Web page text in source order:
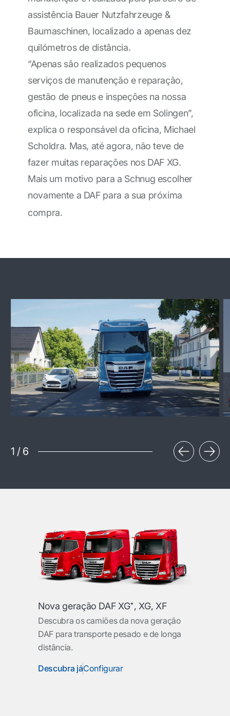
assistência Bauer Nutzfahrzeuge &
Baumaschinen, localizado a apenas dez
quilómetros de distância.
“Apenas são realizados pequenos
serviços de manutenção e reparação,
gestão de pneus e inspeções na nossa
oficina, localizada na sede em Solingen”,
explica o responsável da oficina, Michael
Scholdra. Mas, até agora, não teve de
fazer muitas reparações nos DAF XG.
Mais um motivo para a Schnug escolher
novamente a DAF para a sua próxima
compra.
1 / 6
Nova geração DAF XG⁺, XG, XF
Descubra os camiões da nova geração
DAF para transporte pesado e de longa
distância.
Descubra jáConfigurar